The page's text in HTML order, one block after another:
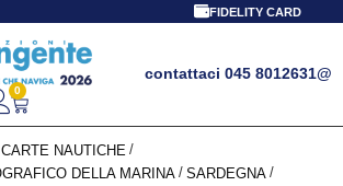
FIDELITY CARD
contattaci 045 8012631@
0
CARTE NAUTICHE /
DELLA MARINA / SARDEGNA /